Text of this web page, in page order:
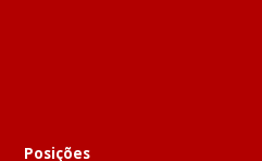
Posições